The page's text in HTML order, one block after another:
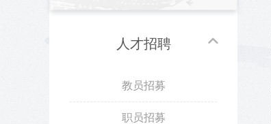
人才招聘
教员招募
职员招募